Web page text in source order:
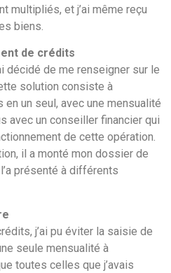
multipliés, et j’ai même reçu
biens.
de crédits
décidé de me renseigner sur le
solution consiste à
un seul, avec une mensualité
avec un conseiller financier qui
de cette opération.
il a monté mon dossier de
présenté à différents
j’ai pu éviter la saisie de
seule mensualité à
toutes celles que j’avais